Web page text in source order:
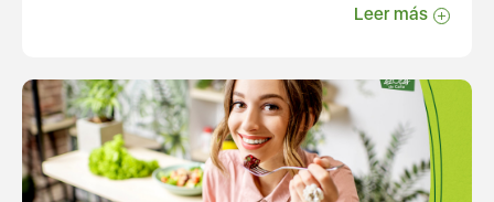
Leer más